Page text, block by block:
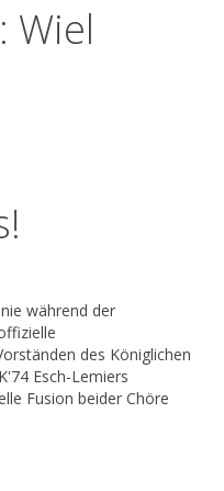
Wiel
während der
des Königlichen
Esch-Lemiers
Fusion beider Chöre